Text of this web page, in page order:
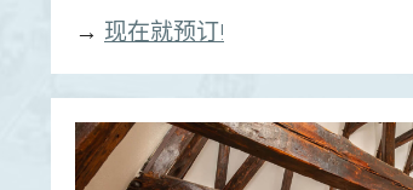
→ 现在就预订!